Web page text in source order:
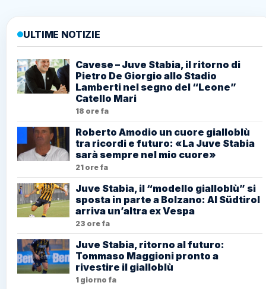
ULTIME NOTIZIE
Cavese – Juve Stabia, il ritorno di
Pietro De Giorgio allo Stadio
Lamberti nel segno del “Leone”
Catello Mari
18 ore fa
Roberto Amodio un cuore gialloblù
tra ricordi e futuro: «La Juve Stabia
sarà sempre nel mio cuore»
21 ore fa
Juve Stabia, il “modello gialloblù” si
sposta in parte a Bolzano: Al Südtirol
arriva un’altra ex Vespa
23 ore fa
Juve Stabia, ritorno al futuro:
Tommaso Maggioni pronto a
rivestire il gialloblù
1 giorno fa